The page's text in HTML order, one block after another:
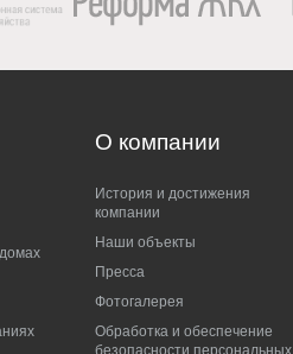
О компании
История и достижения
компании
Наши объекты
Пресса
Фотогалерея
Обработка и обеспечение
безопасности персональных